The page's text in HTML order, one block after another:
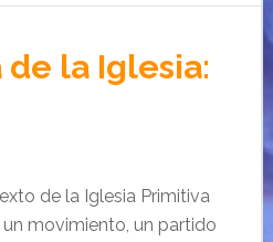
de la Iglesia:
de la Iglesia Primitiva
movimiento, un partido